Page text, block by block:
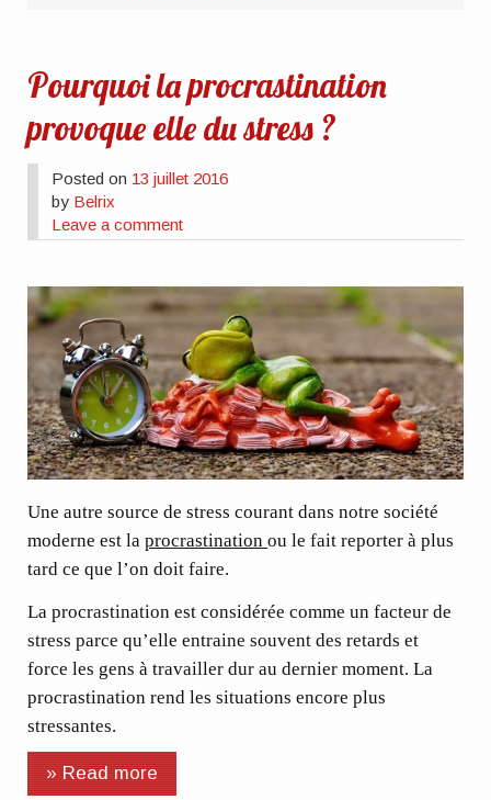
Pourquoi la procrastination
provoque elle du stress ?
Posted on 13 juillet 2016
by Belrix
Leave a comment
Une autre source de stress courant dans notre société
moderne est laprocrastinationou le fait reporter à plus
tard ce que l’on doit faire.
La procrastination est considérée comme un facteur de
stress parce qu’elle entraine souvent des retards et
force les gens à travailler dur au dernier moment. La
procrastination rend les situations encore plus
stressantes.
» Read more